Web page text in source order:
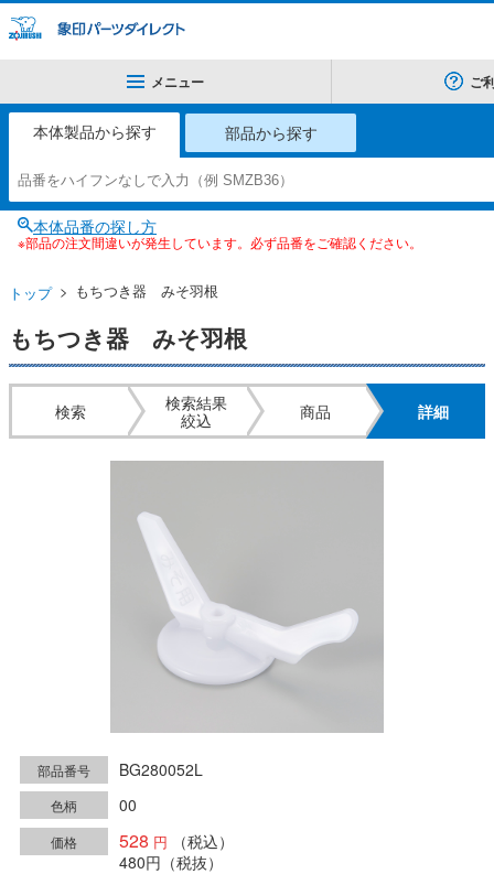
メニュー ご
本体製品から探す 部品から探す
本体品番の探し方
※部品の注文間違いが発生しています。必ず品番をご確認ください。
トップ もちつき器 みそ羽根
もちつき器 みそ羽根
検索
検索結果
絞込
商品 詳細
部品番号 BG280052L
色柄 00
価格 528
（税込）
480円 （税抜）